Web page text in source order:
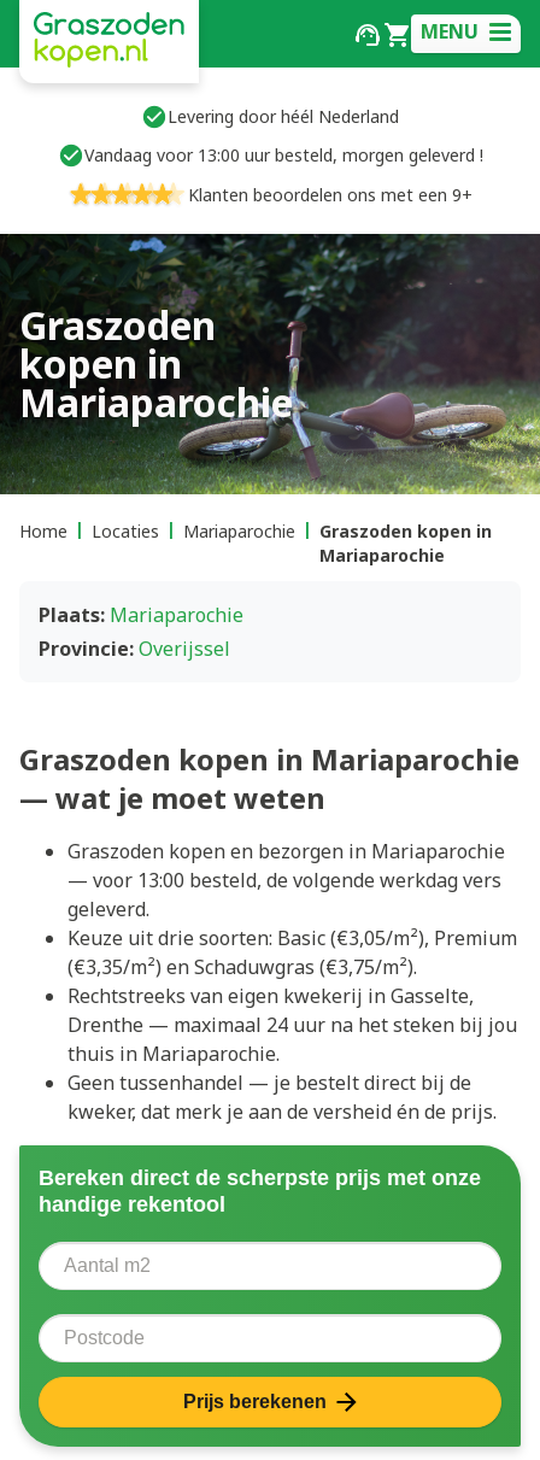
MENU
Levering door héél Nederland
Vandaag voor 13:00 uur besteld, morgen geleverd !
Klanten beoordelen ons met een 9+
Graszoden
kopen in
Mariaparochie
Home Locaties Mariaparochie
Graszoden kopen in
Mariaparochie
Plaats: Mariaparochie
Provincie:Overijssel
Graszoden kopen in Mariaparochie
— wat je moet weten
Graszoden kopen en bezorgen in Mariaparochie
— voor 13:00 besteld, de volgende werkdag vers
geleverd.
Keuze uit drie soorten: Basic (€3,05/m²), Premium
(€3,35/m²) en Schaduwgras (€3,75/m²).
Rechtstreeks van eigen kwekerij in Gasselte,
Drenthe — maximaal 24 uur na het steken bij jou
thuis in Mariaparochie.
Geen tussenhandel — je bestelt direct bij de
kweker, dat merk je aan de versheid én de prijs.
Bereken direct de scherpste prijs met onze
handige rekentool
Aantal vierkante meter
Postcode
Prijs berekenen